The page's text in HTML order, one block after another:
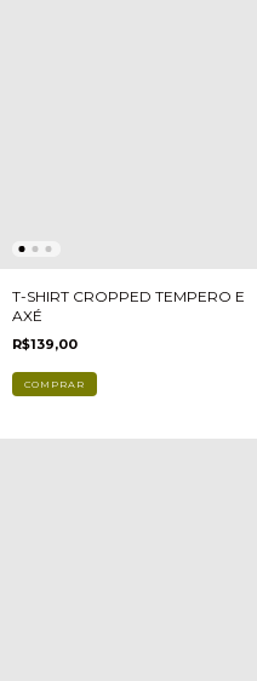
T-SHIRT CROPPED TEMPERO E
AXÉ
R$139,00
COMPRAR